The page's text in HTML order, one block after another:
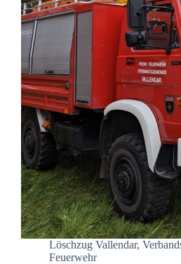
Löschzug Vallendar,
Feuerwehr